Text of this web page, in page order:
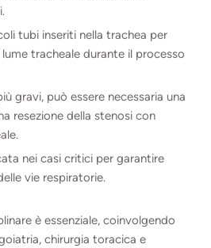
tubi inseriti nella trachea per
tracheale durante il processo
gravi, può essere necessaria una
resezione della stenosi con
nei casi critici per garantire
vie respiratorie.
è essenziale, coinvolgendo
chirurgia toracica e